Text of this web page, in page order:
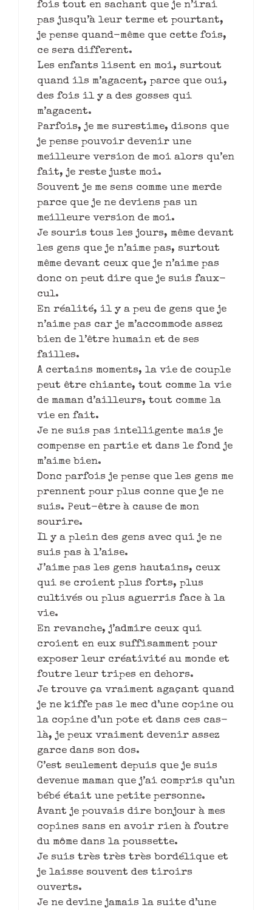
fois tout en sachant que je n’irai
pas jusqu’à leur terme et pourtant,
je pense quand-même que cette fois,
ce sera different.
Les enfants lisent en moi, surtout
quand ils m’agacent, parce que oui,
des fois il y a des gosses qui
m’agacent.
Parfois, je me surestime, disons que
je pense pouvoir devenir une
meilleure version de moi alors qu’en
fait, je reste juste moi.
Souvent je me sens comme une merde
parce que je ne deviens pas un
meilleure version de moi.
Je souris tous les jours, même devant
les gens que je n’aime pas, surtout
même devant ceux que je n’aime pas
donc on peut dire que je suis faux-
cul.
En réalité, il y a peu de gens que je
n’aime pas car je m’accommode assez
bien de l’être humain et de ses
failles.
A certains moments, la vie de couple
peut être chiante, tout comme la vie
de maman d’ailleurs, tout comme la
vie en fait.
Je ne suis pas intelligente mais je
compense en partie et dans le fond je
m’aime bien.
Donc parfois je pense que les gens me
prennent pour plus conne que je ne
suis. Peut-être à cause de mon
sourire.
Il y a plein des gens avec qui je ne
suis pas à l’aise.
J’aime pas les gens hautains, ceux
qui se croient plus forts, plus
cultivés ou plus aguerris face à la
vie.
En revanche, j’admire ceux qui
croient en eux suffisamment pour
exposer leur créativité au monde et
foutre leur tripes en dehors.
Je trouve ça vraiment agaçant quand
je ne kiffe pas le mec d’une copine ou
la copine d’un pote et dans ces cas-
là, je peux vraiment devenir assez
garce dans son dos.
C’est seulement depuis que je suis
devenue maman que j’ai compris qu’un
bébé était une petite personne.
Avant je pouvais dire bonjour à mes
copines sans en avoir rien à foutre
du môme dans la poussette.
Je suis très très très bordélique et
je laisse souvent des tiroirs
ouverts.
Je ne devine jamais la suite d’une